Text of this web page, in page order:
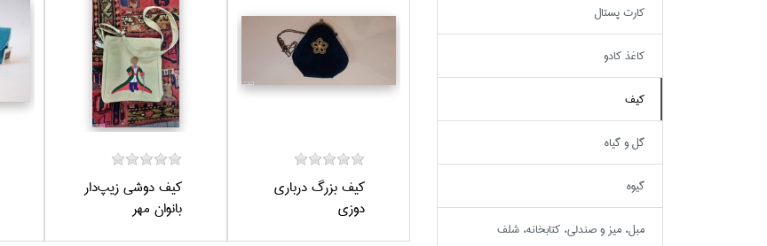
كارت پستال
كاغذ كادو
كيف
گل و گياه
گيوه
مبل، ميز و صندلي، كتابخانه، شلف
كيف بزرگ درباري
دوزي
كيف دوشي زيپ‌دار
بانوان مهر